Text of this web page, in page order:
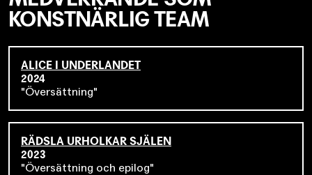
KONSTNÄRLIG TEAM
ALICE I UNDERLANDET
2024
Översättning
RÄDSLA URHOLKAR SJÄLEN
2023
Översättning och epilog